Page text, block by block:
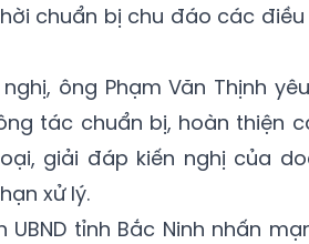
chuẩn bị chu đáo các
nghị, ông Phạm Văn Thịnh
tác chuẩn bị, hoàn thiện
giải đáp kiến nghị của
xử lý.
UBND tỉnh Bắc Ninh nhấn